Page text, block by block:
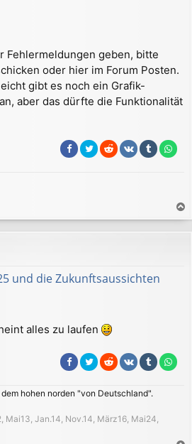
Fehlermeldungen geben, bitte
oder hier im Forum Posten.
gibt es noch ein Grafik-
aber das dürfte die Funktionalität
a
c
und die Zukunftsaussichten
alles zu laufen
hohen norden "von Deutschland".
Mai13, Jan.14, Nov.14, März16, Mai24,